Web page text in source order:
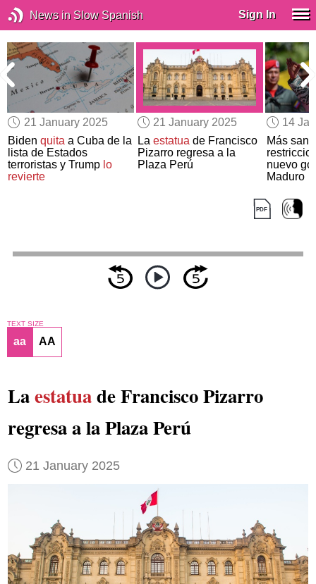
News in Slow Spanish Sign In
21 January 2025
Bidenquita a Cuba de la
lista de Estados
terroristas y Trump lo
revierte
21 January 2025
La estatuade Francisco
Pizarro regresa a la
Plaza Perú
14
Más
nuevo
Maduro
TEXT SIZE
aa AA
Laestatuade Francisco Pizarro
regresa a la Plaza Perú
21 January 2025